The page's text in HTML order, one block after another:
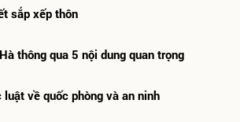
sắp xếp thôn
thông qua 5 nội dung quan trọng
về quốc phòng và an ninh